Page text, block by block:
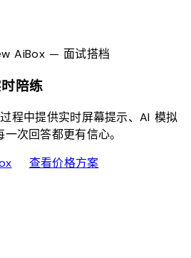
AiBox— 面试搭档
陪练
程中提供实时屏幕提示、AI 模拟
次回答都更有信心。
download查看价格方案sell